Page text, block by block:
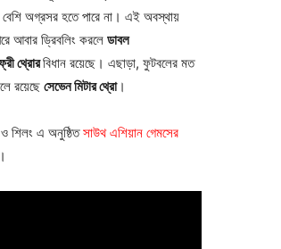
বেশি অগ্রসর হতে পারে না। এই অবস্থায়
আবার ড্রিবলিং করলে ডাবল
থ্রোরবিধান রয়েছে। এছাড়া, ফুটবলের মত
রয়েছে সেভেন মিটার থ্রো।
ও শিলং এ অনুষ্ঠিতসাউথ এশিয়ান গেমসের